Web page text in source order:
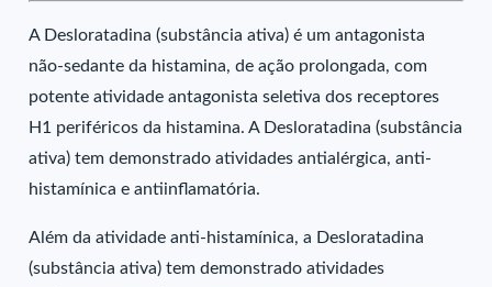
A Desloratadina (substância ativa) é um antagonista
não-sedante da histamina, de ação prolongada, com
potente atividade antagonista seletiva dos receptores
H1 periféricos da histamina. A Desloratadina (substância
ativa) tem demonstrado atividades antialérgica, anti-
histamínica e antiinflamatória.
Além da atividade anti-histamínica, a Desloratadina
(substância ativa) tem demonstrado atividades